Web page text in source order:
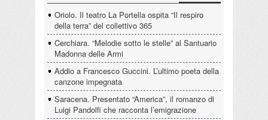
Oriolo. Il teatro La Portella ospita “Il respiro
della terra” del collettivo 365
Cerchiara. “Melodie sotto le stelle” al Santuario
Madonna delle Armi
Addio a Francesco Guccini. L’ultimo poeta della
canzone impegnata
Saracena. Presentato “America”, il romanzo di
Luigi Pandolfi che racconta l’emigrazione